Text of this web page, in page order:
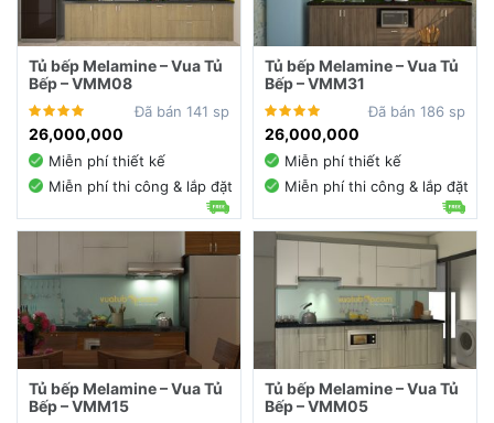
Tủ bếp Melamine – Vua Tủ
Bếp – VMM08
Đã bán 141 sp
26,000,000
Miễn phí thiết kế
Miễn phí thi công & lắp đặt
Tủ bếp Melamine – Vua Tủ
Bếp – VMM31
Đã bán 186 sp
26,000,000
Miễn phí thiết kế
Miễn phí thi công & lắp đặt
Tủ bếp Melamine – Vua Tủ
Bếp – VMM15
Tủ bếp Melamine – Vua Tủ
Bếp – VMM05